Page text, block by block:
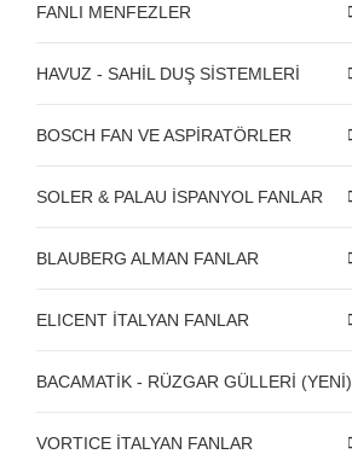
FANLI MENFEZLER
HAVUZ - SAHİL DUŞ SİSTEMLERİ
BOSCH FAN VE ASPİRATÖRLER
SOLER & PALAU İSPANYOL FANLAR
BLAUBERG ALMAN FANLAR
ELICENT İTALYAN FANLAR
BACAMATİK - RÜZGAR GÜLLERİ (YENİ)
VORTICE İTALYAN FANLAR